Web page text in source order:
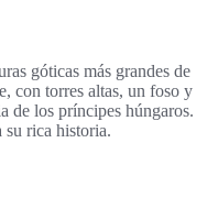
góticas más grandes de
con torres altas, un foso y
de los príncipes húngaros.
su rica historia.